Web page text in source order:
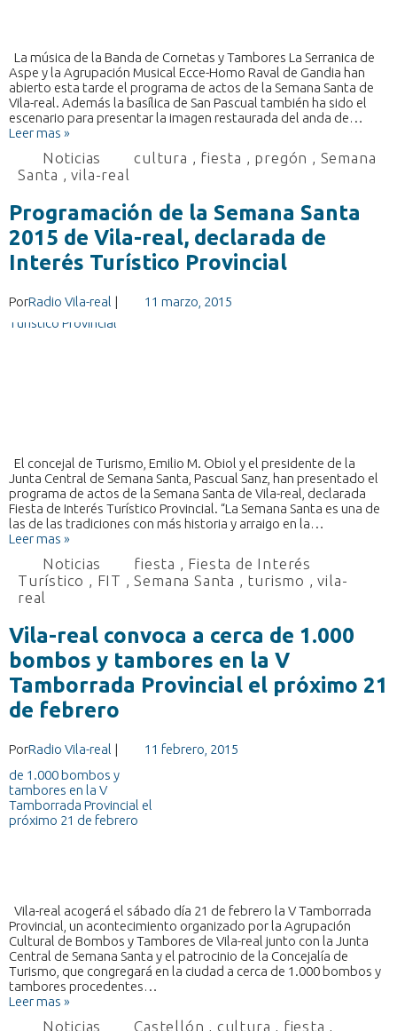
La música de la Banda de Cornetas y Tambores La Serranica de
Aspe y la Agrupación Musical Ecce-Homo Raval de Gandia han
abierto esta tarde el programa de actos de la Semana Santa de
Vila-real. Además la basílica de San Pascual también ha sido el
escenario para presentar la imagen restaurada del anda de…
Leer mas »
Noticias cultura , fiesta , pregón , Semana
Santa ,vila-real
Programación de la Semana Santa
2015 de Vila-real, declarada de
Interés Turístico Provincial
PorRadio Vila-real | 11 marzo, 2015
El concejal de Turismo, Emilio M. Obiol y el presidente de la
Junta Central de Semana Santa, Pascual Sanz, han presentado el
programa de actos de la Semana Santa de Vila-real, declarada
Fiesta de Interés Turístico Provincial. “La Semana Santa es una de
las de las tradiciones con más historia y arraigo en la…
Leer mas »
Noticias fiesta , Fiesta de Interés
Turístico , FIT ,Semana Santa , turismo ,vila-
real
Vila-real convoca a cerca de 1.000
bombos y tambores en la V
Tamborrada Provincial el próximo 21
de febrero
PorRadio Vila-real | 11 febrero, 2015
Vila-real acogerá el sábado día 21 de febrero la V Tamborrada
Provincial, un acontecimiento organizado por la Agrupación
Cultural de Bombos y Tambores de Vila-real junto con la Junta
Central de Semana Santa y el patrocinio de la Concejalía de
Turismo, que congregará en la ciudad a cerca de 1.000 bombos y
tambores procedentes…
Leer mas »
Noticias Castellón , cultura , fiesta ,